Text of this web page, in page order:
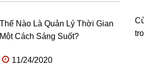
Thế Nào Là Quản Lý Thời Gian
Một Cách Sáng Suốt?
11/24/2020